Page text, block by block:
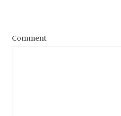
Comment